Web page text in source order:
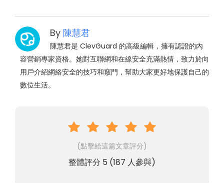
By 陳慧君
陳慧君是 ClevGuard 的高級編輯，擁有認證的內
容營銷專家資格。她對互聯網和在線安全充滿熱情，致力於向
用戶介紹網絡安全的技巧和竅門，幫助大家更好地保護自己的
數位生活。
(點擊給這篇文章評分)
整體評分 5 (187 人參與)